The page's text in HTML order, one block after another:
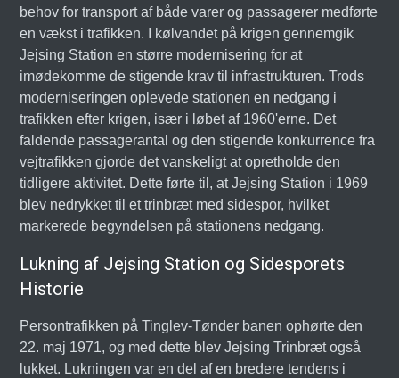
behov for transport af både varer og passagerer medførte
en vækst i trafikken. I kølvandet på krigen gennemgik
Jejsing Station en større modernisering for at
imødekomme de stigende krav til infrastrukturen. Trods
moderniseringen oplevede stationen en nedgang i
trafikken efter krigen, især i løbet af 1960'erne. Det
faldende passagerantal og den stigende konkurrence fra
vejtrafikken gjorde det vanskeligt at opretholde den
tidligere aktivitet. Dette førte til, at Jejsing Station i 1969
blev nedrykket til et trinbræt med sidespor, hvilket
markerede begyndelsen på stationens nedgang.
Lukning af Jejsing Station og Sidesporets
Historie
Persontrafikken på Tinglev-Tønder banen ophørte den
22. maj 1971, og med dette blev Jejsing Trinbræt også
lukket. Lukningen var en del af en bredere tendens i